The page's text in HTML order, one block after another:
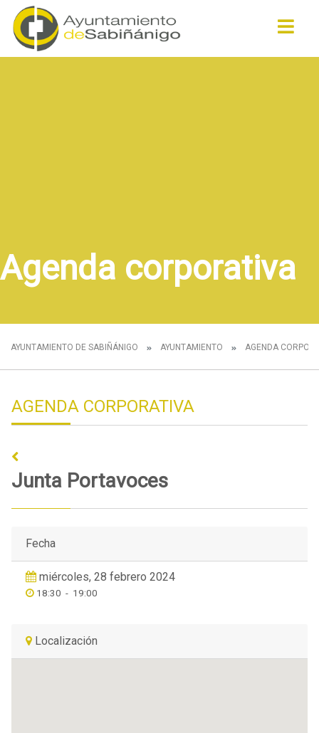
Agenda corporativa
AYUNTAMIENTO DE SABIÑÁNIGO AYUNTAMIENTO AGENDA
AGENDA CORPORATIVA
Junta Portavoces
Fecha
miércoles, 28 febrero 2024
18:30 - 19:00
Localización